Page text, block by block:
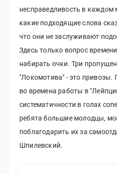
несправедливость в
какие подходящие слова
что они не заслуживают
Здесь только вопрос
набирать очки. Три
"Локомотива" - это привозы.
во времена работы в
систематичности в голах
ребята большие молодцы,
поблагодарить их за
Шпилевский.